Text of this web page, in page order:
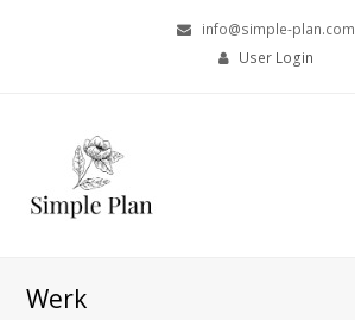
info@simple-plan.com
User Login
Werk